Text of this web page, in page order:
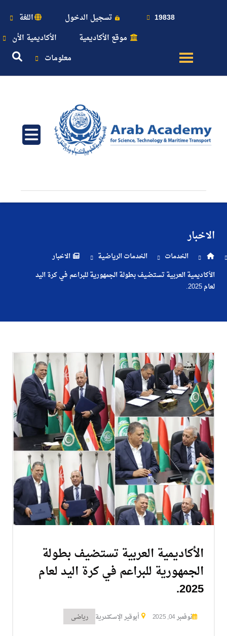
19838 تسجيل الدخول
اللغة
موقع الأكاديمية
الأكاديمية الأن
معلومات
عن
النقل
القبول
والتسجيل
الدراسات
الأكاديمية
البحث
العلمي
التدريب
والخدمة
المجتمعية
الإستشارات
الكليات المقرات الحياة
بالأكاديمية
الاخبار
الخدمات الخدمات الرياضية
الاخبار
الأكاديمية العربية تستضيف بطولة الجمهورية للبراعم في كرة اليد
لعام 2025.
الأكاديمية العربية تستضيف بطولة
الجمهورية للبراعم في كرة اليد لعام
2025.
نوفمبر 04, 2025 أبوقير الإسكندرية رياضى